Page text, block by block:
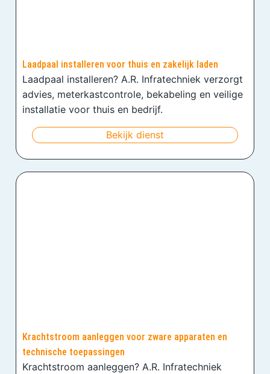
Laadpaal installeren voor thuis en zakelijk laden
Laadpaal installeren? A.R. Infratechniek verzorgt
advies, meterkastcontrole, bekabeling en veilige
installatie voor thuis en bedrijf.
Bekijk dienst
Krachtstroom aanleggen voor zware apparaten en
technische toepassingen
Krachtstroom aanleggen? A.R. Infratechniek